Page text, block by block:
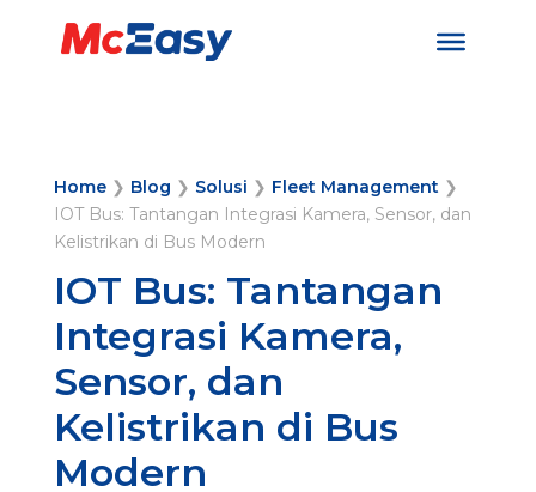
Home❯ Blog ❯ Solusi ❯ Fleet Management❯
IOT Bus: Tantangan Integrasi Kamera, Sensor, dan
Kelistrikan di Bus Modern
IOT Bus: Tantangan
Integrasi Kamera,
Sensor, dan
Kelistrikan di Bus
Modern